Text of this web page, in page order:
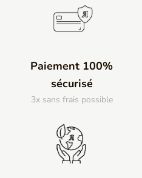
Paiement 100%
sécurisé
3x sans frais possible